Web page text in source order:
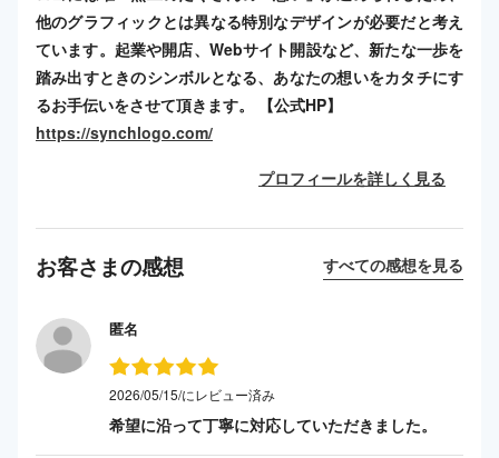
他のグラフィックとは異なる特別なデザインが必要だと考え
ています。起業や開店、Webサイト開設など、新たな一歩を
踏み出すときのシンボルとなる、あなたの想いをカタチにす
るお手伝いをさせて頂きます。 【公式HP】
https://synchlogo.com/
プロフィールを詳しく見る
お客さまの感想 すべての感想を見る
匿名
2026/05/15/にレビュー済み
希望に沿って丁寧に対応していただきました。